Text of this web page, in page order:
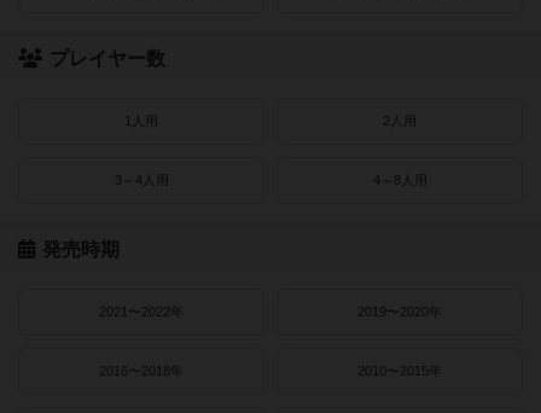
プレイヤー数
1人用 2人用
3～4人用 4～8人用
発売時期
2021〜2022年 2019〜2020年
2016〜2018年 2010〜2015年